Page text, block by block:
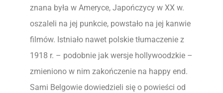
znana była w Ameryce, Japończycy w XX w.
oszaleli na jej punkcie, powstało na jej kanwie
filmów. Istniało nawet polskie tłumaczenie z
1918 r. – podobnie jak wersje hollywoodzkie –
zmieniono w nim zakończenie na happy end.
Sami Belgowie dowiedzieli się o powieści od